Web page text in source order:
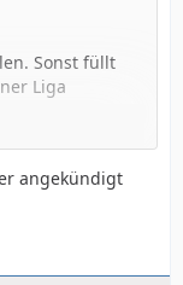
Sonst füllt
Liga
Abfrage
Teilnehmer
angekündigt